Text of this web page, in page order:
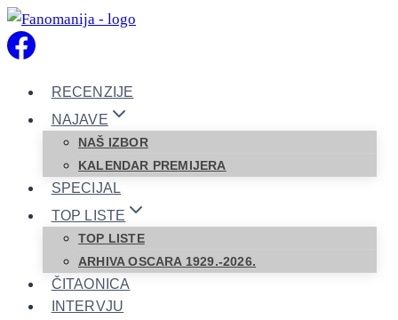
Skip
to
RECENZIJE
NAJAVE
NAŠ IZBOR
KALENDAR PREMIJERA
SPECIJAL
TOP LISTE
TOP LISTE
ARHIVA OSCARA 1929.-2026.
ČITAONICA
INTERVJU